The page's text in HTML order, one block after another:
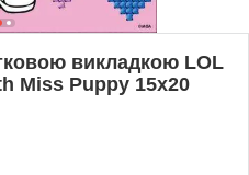
викладкою LOL
Miss Puppy 15х20